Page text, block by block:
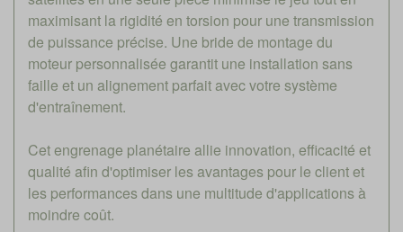
maximisant la rigidité en torsion pour une transmission
de puissance précise. Une bride de montage du
moteur personnalisée garantit une installation sans
faille et un alignement parfait avec votre système
d'entraînement.
Cet engrenage planétaire allie innovation, efficacité et
qualité afin d'optimiser les avantages pour le client et
les performances dans une multitude d'applications à
moindre coût.